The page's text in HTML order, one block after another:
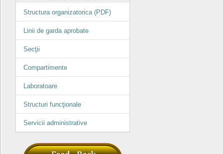
Structura organizatorica (PDF)
Linii de garda aprobate
Secţii
Compartimente
Laboratoare
Structuri funcţionale
Servicii administrative